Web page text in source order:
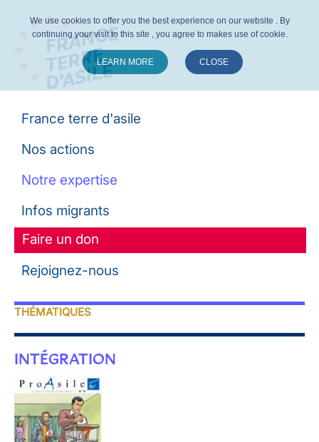
France terre d'asile
Nos actions
Notre expertise
Infos migrants
Faire un don
Rejoignez-nous
THÉMATIQUES
INTÉGRATION
We use cookies to offer you the best experience on our website . By
continuing your visit to this site , you agree to makes use of cookie.
LEARN MORE CLOSE